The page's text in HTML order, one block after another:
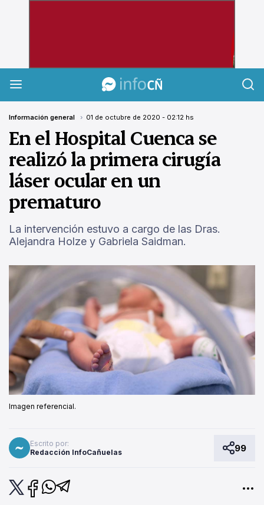
Información general 01 de octubre de 2020 - 02:12 hs
En el Hospital Cuenca se
realizó la primera cirugía
láser ocular en un
prematuro
La intervención estuvo a cargo de las Dras.
Alejandra Holze y Gabriela Saidman.
Imagen referencial.
Escrito por:
Redacción InfoCañuelas
99